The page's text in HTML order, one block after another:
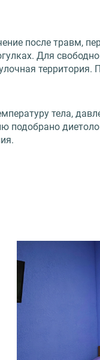
после травм,
Для
территория.
тела,
подобрано